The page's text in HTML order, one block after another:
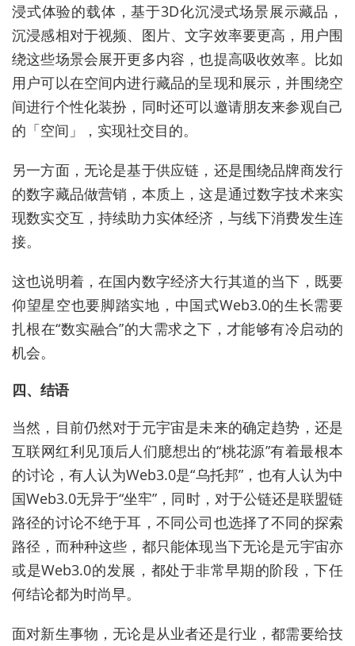
浸式体验的载体，基于3D化沉浸式场景展示藏品，
沉浸感相对于视频、图片、文字效率要更高，用户围
绕这些场景会展开更多内容，也提高吸收效率。比如
用户可以在空间内进行藏品的呈现和展示，并围绕空
间进行个性化装扮，同时还可以邀请朋友来参观自己
的「空间」，实现社交目的。
另一方面，无论是基于供应链，还是围绕品牌商发行
的数字藏品做营销，本质上，这是通过数字技术来实
现数实交互，持续助力实体经济，与线下消费发生连
接。
这也说明着，在国内数字经济大行其道的当下，既要
仰望星空也要脚踏实地，中国式Web3.0的生长需要
扎根在“数实融合”的大需求之下，才能够有冷启动的
机会。
四、结语
当然，目前仍然对于元宇宙是未来的确定趋势，还是
互联网红利见顶后人们臆想出的“桃花源”有着最根本
的讨论，有人认为Web3.0是“乌托邦”，也有人认为中
国Web3.0无异于“坐牢”，同时，对于公链还是联盟链
路径的讨论不绝于耳，不同公司也选择了不同的探索
路径，而种种这些，都只能体现当下无论是元宇宙亦
或是Web3.0的发展，都处于非常早期的阶段，下任
何结论都为时尚早。
面对新生事物，无论是从业者还是行业，都需要给技